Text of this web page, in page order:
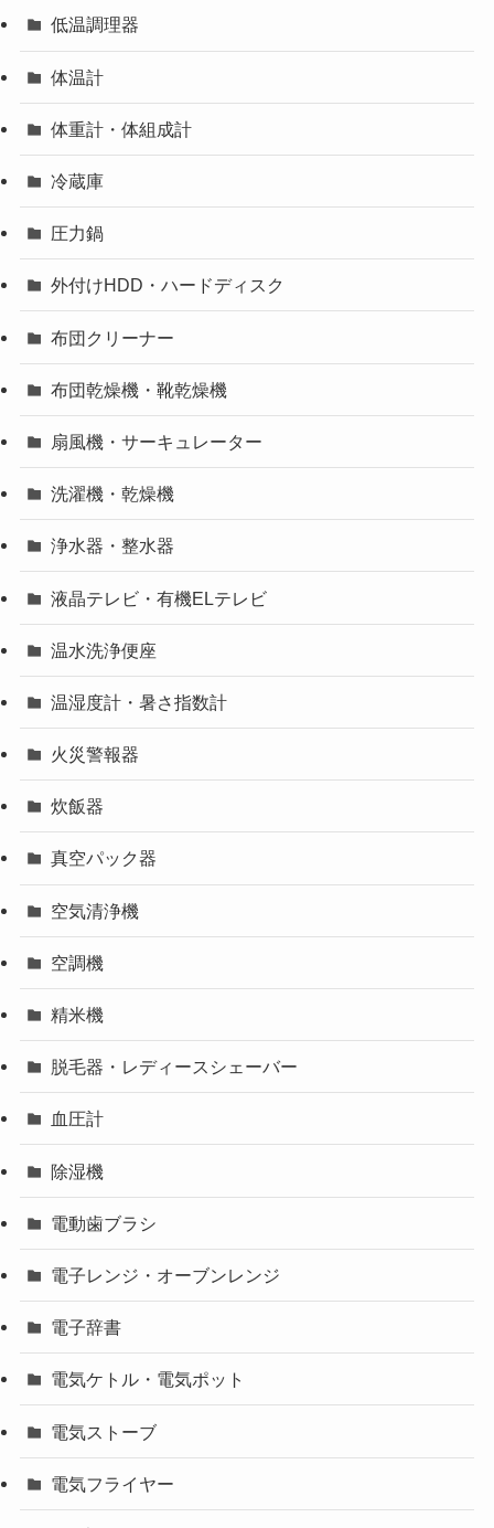
低温調理器
体温計
体重計・体組成計
冷蔵庫
圧力鍋
外付けHDD・ハードディスク
布団クリーナー
布団乾燥機・靴乾燥機
扇風機・サーキュレーター
洗濯機・乾燥機
浄水器・整水器
液晶テレビ・有機ELテレビ
温水洗浄便座
温湿度計・暑さ指数計
火災警報器
炊飯器
真空パック器
空気清浄機
空調機
精米機
脱毛器・レディースシェーバー
血圧計
除湿機
電動歯ブラシ
電子レンジ・オーブンレンジ
電子辞書
電気ケトル・電気ポット
電気ストーブ
電気フライヤー